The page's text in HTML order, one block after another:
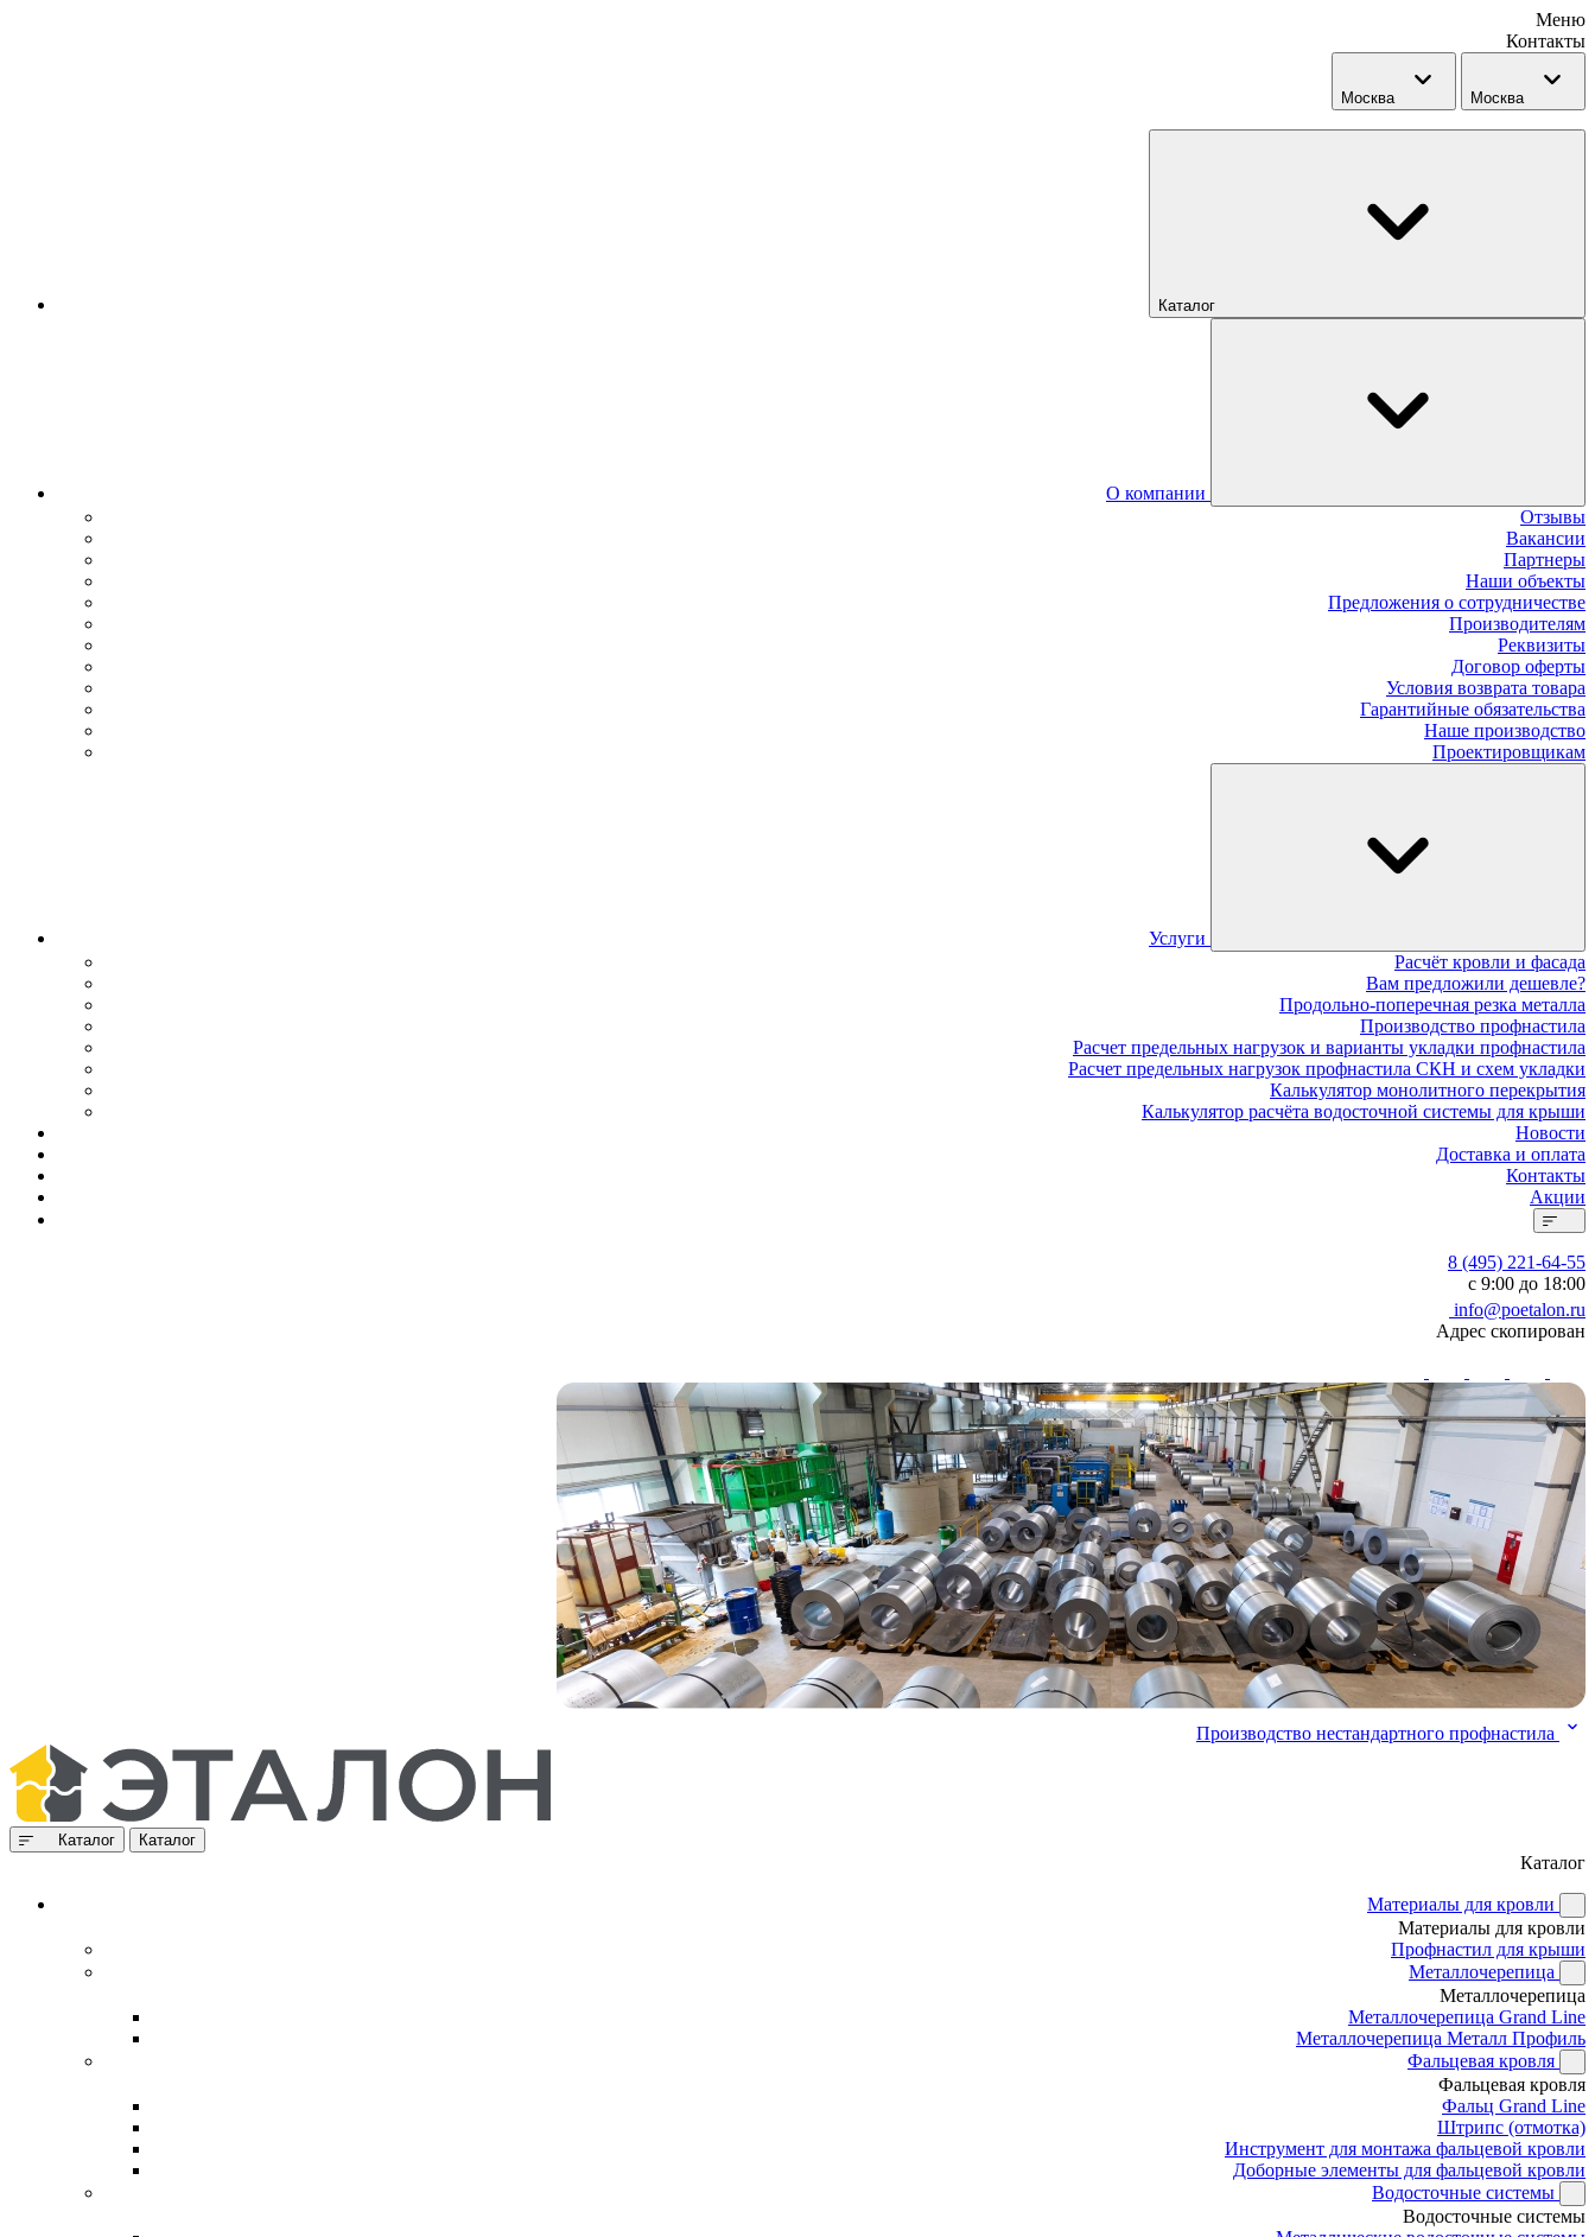
Меню
Контакты
Москва Москва
Каталог
О компании
Отзывы
Вакансии
Партнеры
Наши объекты
Предложения о сотрудничестве
Производителям
Реквизиты
Договор оферты
Условия возврата товара
Гарантийные обязательства
Наше производство
Проектировщикам
Услуги
Расчёт кровли и фасада
Вам предложили дешевле?
Продольно-поперечная резка металла
Производство профнастила
Расчет предельных нагрузок и варианты укладки профнастила
Расчет предельных нагрузок профнастила СКН и схем укладки
Калькулятор монолитного перекрытия
Калькулятор расчёта водосточной системы для крыши
Новости
Доставка и оплата
Контакты
Акции
8 (495) 221-64-55
с 9:00 до 18:00
info@poetalon.ru
Адрес скопирован
Производство нестандартного профнастила
Каталог Каталог
Каталог
Материалы для кровли
Материалы для кровли
Профнастил для крыши
Металлочерепица
Металлочерепица
Металлочерепица Grand Line
Металлочерепица Металл Профиль
Фальцевая кровля
Фальцевая кровля
Фальц Grand Line
Штрипс (отмотка)
Инструмент для монтажа фальцевой кровли
Доборные элементы для фальцевой кровли
Водосточные системы
Водосточные системы